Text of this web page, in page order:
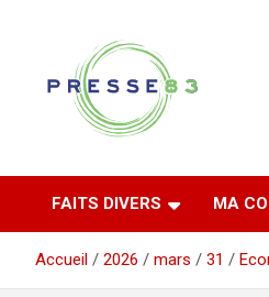
Presse 83
FAITS DIVERS MA
Accueil 2026 mars 31